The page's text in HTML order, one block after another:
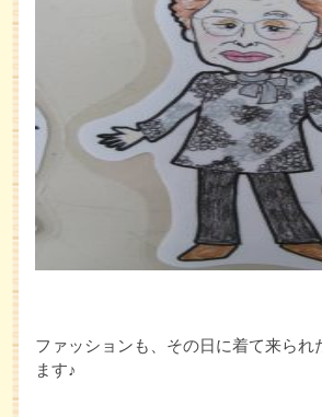
ファッションも、その日に着て来られ
ます♪